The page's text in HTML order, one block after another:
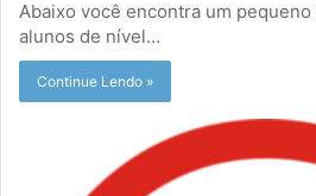
Abaixo você encontra um
alunos de nível…
Continue Lendo »